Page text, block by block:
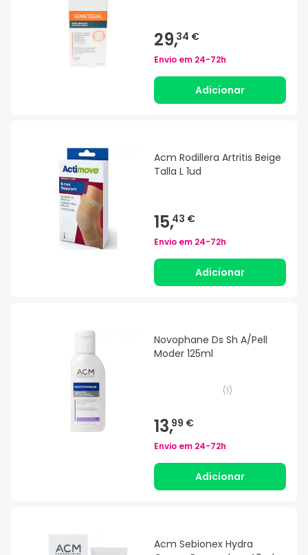
29,34 €
Envio em 24-72h
Adicionar
Acm Rodillera Artritis Beige
Talla L 1ud
15,43 €
Envio em 24-72h
Adicionar
Novophane Ds Sh A/Pell
Moder 125ml
(1)
13,99 €
Envio em 24-72h
Adicionar
Acm Sebionex Hydra